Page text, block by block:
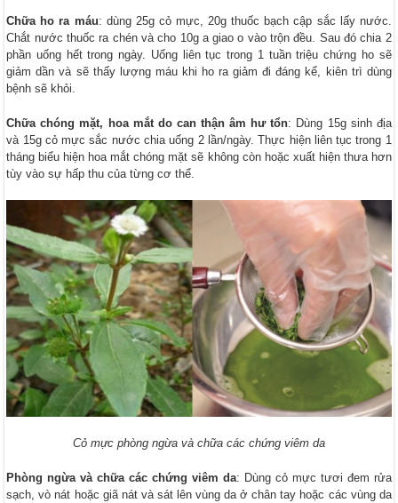
Chữa ho ra máu: dùng 25g cỏ mực, 20g thuốc bạch cập sắc lấy nước.
Chắt nước thuốc ra chén và cho 10g a giao o vào trộn đều. Sau đó chia 2
phần uống hết trong ngày. Uống liên tục trong 1 tuần triệu chứng ho sẽ
giảm dần và sẽ thấy lượng máu khi ho ra giảm đi đáng kể, kiên trì dùng
bệnh sẽ khỏi.
Chữa chóng mặt, hoa mắt do can thận âm hư tổn: Dùng 15g sinh địa
và 15g cỏ mực sắc nước chia uống 2 lần/ngày. Thực hiện liên tục trong 1
tháng biểu hiện hoa mắt chóng mặt sẽ không còn hoặc xuất hiện thưa hơn
tùy vào sự hấp thu của từng cơ thể.
Cỏ mực phòng ngừa và chữa các chứng viêm da
Phòng ngừa và chữa các chứng viêm da: Dùng cỏ mực tươi đem rửa
sạch, vò nát hoặc giã nát và sát lên vùng da ở chân tay hoặc các vùng da